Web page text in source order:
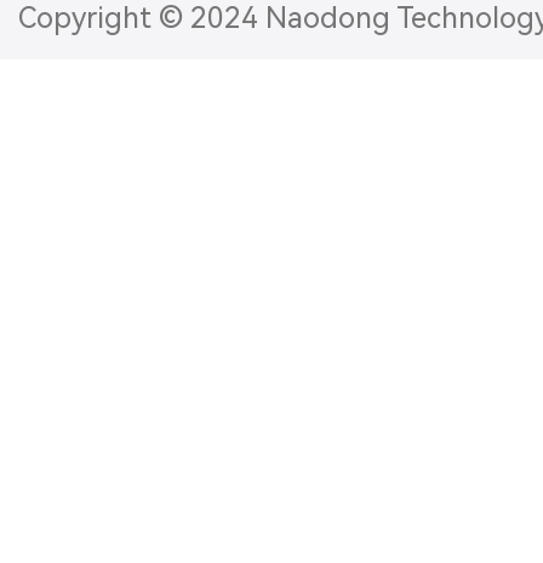
Copyright © 2024 Naodong